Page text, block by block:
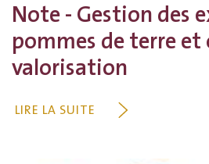
Note - Gestion des
pommes de terre
valorisation
LIRE LA SUITE